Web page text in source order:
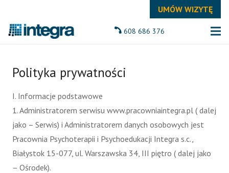
UMÓW WIZYTĘ
608 686 376
Polityka prywatności
I. Informacje podstawowe
1. Administratorem serwisu www.pracowniaintegra.pl ( dalej
jako – Serwis) i Administratorem danych osobowych jest
Pracownia Psychoterapii i Psychoedukacji Integra s.c.,
Białystok 15-077, ul. Warszawska 34, III piętro ( dalej jako
– Ośrodek).